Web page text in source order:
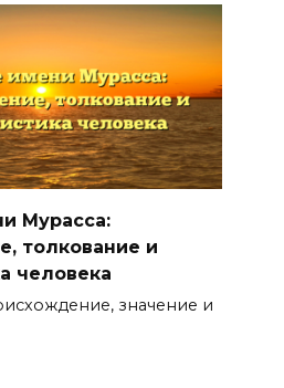
Мурасса:
толкование и
человека
значение и